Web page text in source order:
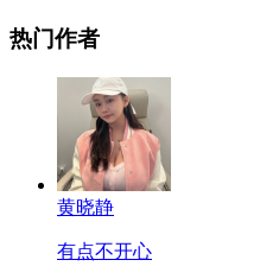
热门作者
黄晓静
有点不开心